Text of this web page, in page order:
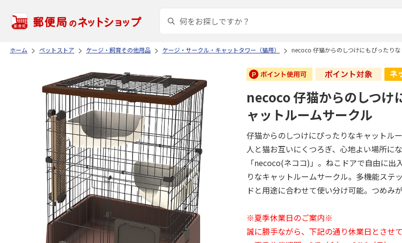
ホーム ペットストア ケージ・飼育その他用品 ケージ・サークル・キャットタワー（猫用） necoco 仔猫からのしつけにもぴったり
necoco 仔猫からのしつけ
ャットルームサークル
仔猫からのしつけにぴったりなキャットル
人と猫お互いにくつろぎ、心地よい場所に
「necoco(ネココ)」。ねこドアで自由に出
りなキャットルームサークル。多機能ステ
ドと用途に合わせて使い分け可能。つめみ
※夏季休業日のご案内※
誠に勝手ながら、下記の通り休業日とさせて